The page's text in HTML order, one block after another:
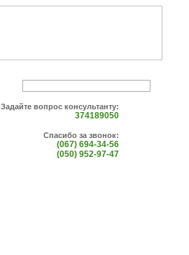
Задайте вопрос консультанту:
374189050
Спасибо за звонок:
(067) 694-34-56
(050) 952-97-47